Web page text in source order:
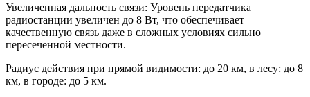
Увеличенная дальность связи: Уровень передатчика
радиостанции увеличен до 8 Вт, что обеспечивает
качественную связь даже в сложных условиях сильно
пересеченной местности.
Радиус действия при прямой видимости: до 20 км, в лесу: до 8
км, в городе: до 5 км.